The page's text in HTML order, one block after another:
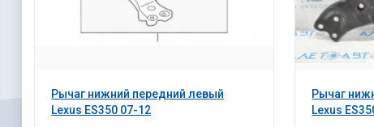
Рычаг нижний передний левый
Lexus ES350 07-12
Рычаг
Lexus